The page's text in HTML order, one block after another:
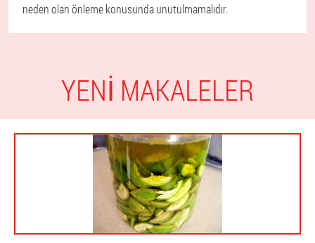
neden olan önleme konusunda unutulmamalıdır.
YENI MAKALELER